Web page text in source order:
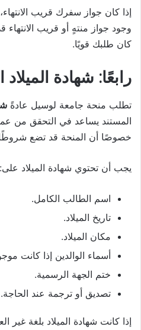
إذا كان جواز سفرك قريب
وجود جواز منتهٍ أو قريب الانتهاء
كان طلبك قويًا.
رابعًا: شهادة
تطلب منحة جامعة لوسيل عادةً
المستند يساعد في التحقق من
خصوصًا أن المنحة قد تضع شروطًا
يجب أن تحتوي شهادة الميلاد على:
اسم الطالب الكامل.
تاريخ الميلاد.
مكان الميلاد.
أسماء الوالدين إذا كانت
ختم الجهة الرسمية.
تصديق أو ترجمة عند الحاجة.
إذا كانت شهادة الميلاد بلغة غير